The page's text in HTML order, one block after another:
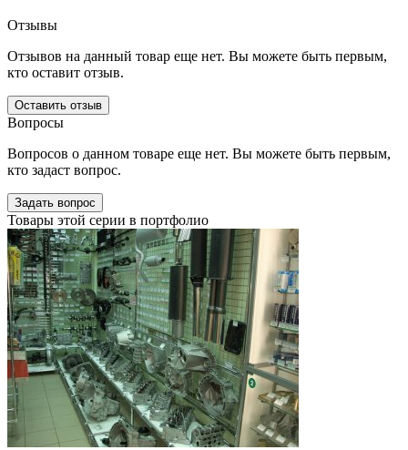
Отзывы
Отзывов на данный товар еще нет. Вы можете быть первым,
кто оставит отзыв.
Оставить отзыв
Вопросы
Вопросов о данном товаре еще нет. Вы можете быть первым,
кто задаст вопрос.
Задать вопрос
Товары этой серии в портфолио